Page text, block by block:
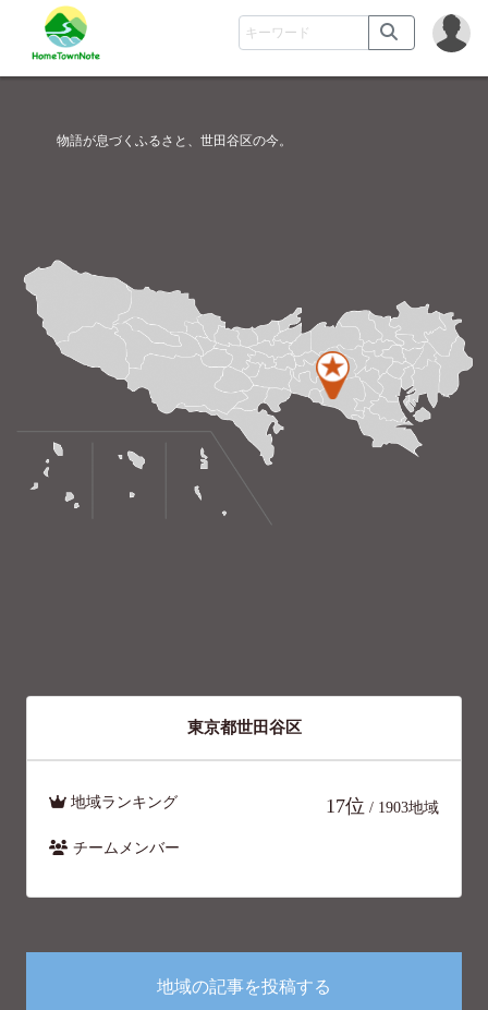
物語が息づくふるさと、世田谷区の今。
東京都世田谷区
地域ランキング 17位 / 1903地域
チームメンバー
地域の記事を投稿する